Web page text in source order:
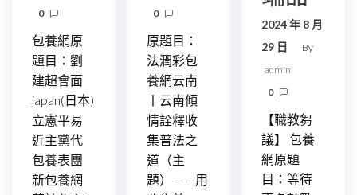
0
包養網原
題目：劉
建超會面
japan(日本)
立憲平易
近主黨代
包養表團
新包養網
0
原題目：
法潤彩包
養網云南
丨云南傾
情詮釋收
集普法之
道（主
題） ——用
2024 年 8 月
29 日
By
admin
0
【職教芻
議】 包養
網原題
目：等待